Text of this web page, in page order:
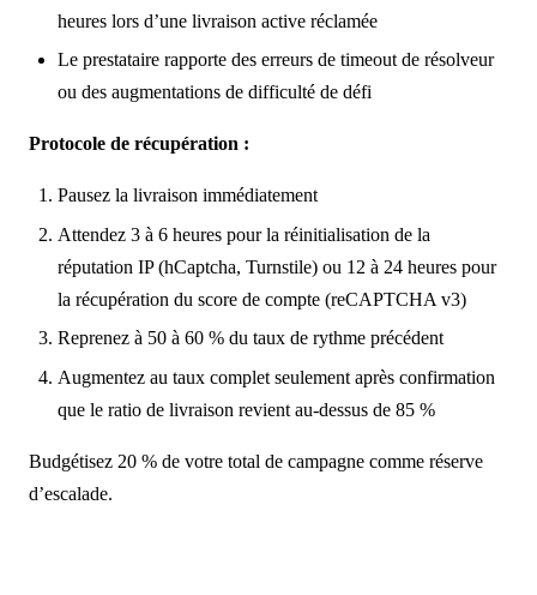
heures lors d’une livraison active réclamée
Le prestataire rapporte des erreurs de timeout de résolveur
ou des augmentations de difficulté de défi
Protocole de récupération :
Pausez la livraison immédiatement
Attendez 3 à 6 heures pour la réinitialisation de la
réputation IP (hCaptcha, Turnstile) ou 12 à 24 heures pour
la récupération du score de compte (reCAPTCHA v3)
Reprenez à 50 à 60 % du taux de rythme précédent
Augmentez au taux complet seulement après confirmation
que le ratio de livraison revient au-dessus de 85 %
Budgétisez 20 % de votre total de campagne comme réserve
d’escalade.